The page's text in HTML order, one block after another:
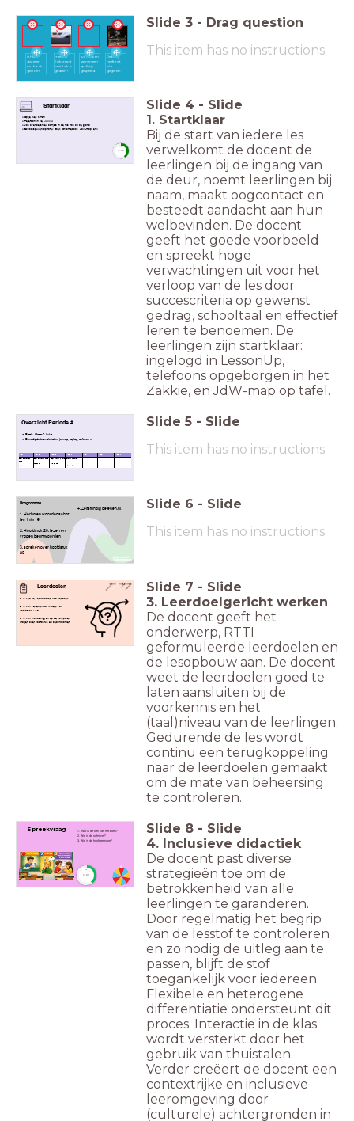
ik heb
gisteren
een boek
gelezen
meester
Erik vraagt
'wat heb je
gedaan?
wij hebben
samen een
spelletje
gespeeld.
De baby
heeft net
iets
gegeten.
Slide 3 - Drag question
This item has no instructions
Startklaar
Op je plek zitten
Telefoon in hetZakkie
Jas over de stoel, oortjes in de tas, tas op de grond
Schoolspullen op tafel: Boek, Chromebook, JdW-map, etui
Slide 4 - Slide
1. Startklaar
Bij de start van iedere les
verwelkomt de docent de
leerlingen bij de ingang van
de deur, noemt leerlingen bij
naam, maakt oogcontact en
besteedt aandacht aan hun
welbevinden. De docent
geeft het goede voorbeeld
en spreekt hoge
verwachtingen uit voor het
verloop van de les door
succescriteria op gewenst
gedrag, schooltaal en effectief
leren te benoemen. De
leerlingen zijn startklaar:
ingelogd in LessonUp,
telefoons opgeborgen in het
Zakkie, en JdW-map op tafel.
Overzicht Periode #
Boek: Omar & Luka
Benodigde lesmaterialen: je map, laptop, oefenen.nl
boek Omar en
Luka
H4 en 5
boek Omar & Luka
H6 en H7
boek Omar & Luka
H 8 en H9
Omar & Luka
H10 - H14
Slide 5 - Slide
This item has no instructions
Programma
1. Herhalen woordenschat
les 1 t/m 19.
2. Hoofdstuk 20. lezen en
vragen beantwoorden
3. spreken over hoofdstuk
20
+. Zelfstandig oefenen.nl Slide 6 - Slide
This item has no instructions
Leerdoelen
1. Ik ken de kernwoorden van het boek.
2. Ik kan vertellen wat ik weet van
hoofdstuk 1/19
3. Ik kan mondeling en op de computer
vragen over hoofdstuk 20 beantwoorden.
Slide 7 - Slide
3. Leerdoelgericht werken
De docent geeft het
onderwerp, RTTI
geformuleerde leerdoelen en
de lesopbouw aan. De docent
weet de leerdoelen goed te
laten aansluiten bij de
voorkennis en het
(taal)niveau van de leerlingen.
Gedurende de les wordt
continu een terugkoppeling
naar de leerdoelen gemaakt
om de mate van beheersing
te controleren.
1. Wat is de titel van het boek?
2. Wie is de schrijver?
3. Wie is de hoofdpersoon?
Spreekvraag
1:00
Slide 8 - Slide
4. Inclusieve didactiek
De docent past diverse
strategieën toe om de
betrokkenheid van alle
leerlingen te garanderen.
Door regelmatig het begrip
van de lesstof te controleren
en zo nodig de uitleg aan te
passen, blijft de stof
toegankelijk voor iedereen.
Flexibele en heterogene
differentiatie ondersteunt dit
proces. Interactie in de klas
wordt versterkt door het
gebruik van thuistalen.
Verder creëert de docent een
contextrijke en inclusieve
leeromgeving door
(culturele) achtergronden in